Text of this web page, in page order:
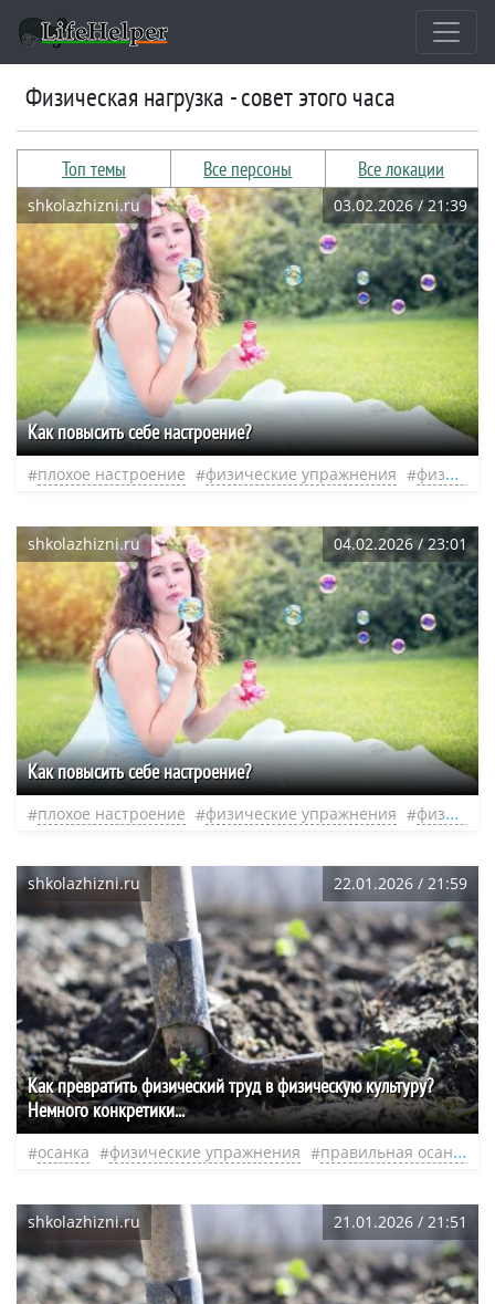
физическая нагрузка - совет этого часа
Топ темы Все персоны Все локации
shkolazhizni.ru 03.02.2026 / 21:39
Как повысить себе настроение?
плохое настроение физические упражнения физическая нагрузка
shkolazhizni.ru 04.02.2026 / 23:01
Как повысить себе настроение?
плохое настроение физические упражнения физическая нагрузка
shkolazhizni.ru 22.01.2026 / 21:59
Как превратить физический труд в физическую культуру?
Немного конкретики...
осанка физические упражнения правильная осанка
shkolazhizni.ru 21.01.2026 / 21:51